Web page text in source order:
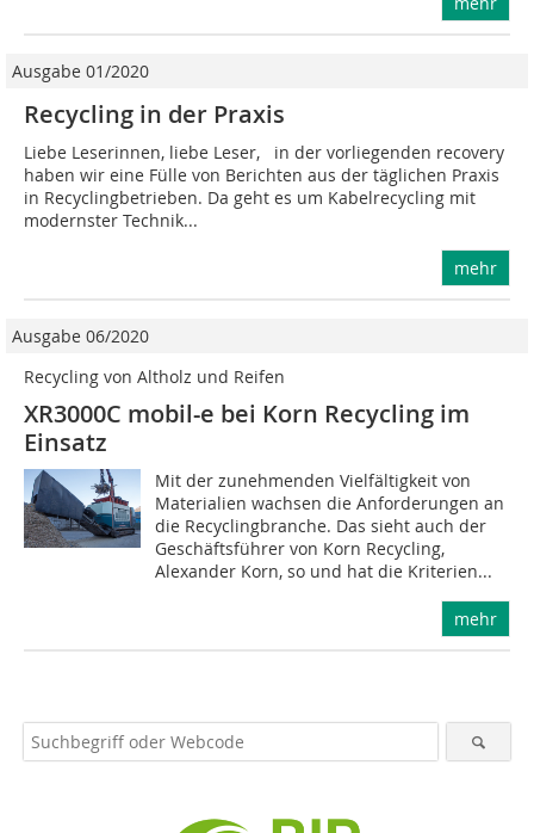
Ausgabe 01/2020
Recycling in der Praxis
Liebe Leserinnen, liebe Leser, in der vorliegenden recovery
haben wir eine Fülle von Berichten aus der täglichen Praxis
in Recyclingbetrieben. Da geht es um Kabelrecycling mit
modernster Technik...
mehr
Ausgabe 06/2020
Recycling von Altholz und Reifen
XR3000C mobil-e bei Korn Recycling im
Einsatz
Mit der zunehmenden Vielfältigkeit von
Materialien wachsen die Anforderungen an
die Recyclingbranche. Das sieht auch der
Geschäftsführer von Korn Recycling,
Alexander Korn, so und hat die Kriterien...
mehr